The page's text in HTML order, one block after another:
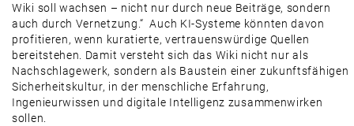
Wiki soll wachsen – nicht nur durch neue Beiträge, sondern
auch durch Vernetzung.“ Auch KI-Systeme könnten davon
profitieren, wenn kuratierte, vertrauenswürdige Quellen
bereitstehen. Damit versteht sich das Wiki nicht nur als
Nachschlagewerk, sondern als Baustein einer zukunftsfähigen
Sicherheitskultur, in der menschliche Erfahrung,
Ingenieurwissen und digitale Intelligenz zusammenwirken
sollen.